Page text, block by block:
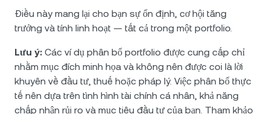
Điều này mang lại cho bạn sự ổn định, cơ hội tăng
trưởng và tính linh hoạt — tất cả trong một portfolio.
Lưu ý: Các ví dụ phân bổ portfolio được cung cấp chỉ
nhằm mục đích minh họa và không nên được coi là lời
khuyên về đầu tư, thuế hoặc pháp lý. Việc phân bổ thực
tế nên dựa trên tình hình tài chính cá nhân, khả năng
chấp nhận rủi ro và mục tiêu đầu tư của bạn. Tham khảo